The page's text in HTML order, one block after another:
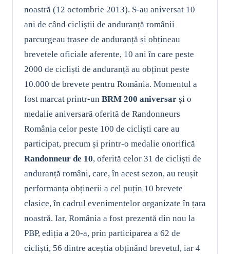
noastră (12 octombrie 2013). S-au aniversat 10
ani de când cicliștii de anduranță românii
parcurgeau trasee de anduranță și obțineau
brevetele oficiale aferente, 10 ani în care peste
2000 de cicliști de anduranță au obținut peste
10.000 de brevete pentru România. Momentul a
fost marcat printr-un BRM 200 aniversar și o
medalie aniversară oferită de Randonneurs
România celor peste 100 de cicliști care au
participat, precum și printr-o medalie onorifică
Randonneur de 10, oferită celor 31 de cicliști de
anduranță români, care, în acest sezon, au reușit
performanța obținerii a cel puțin 10 brevete
clasice, în cadrul evenimentelor organizate în țara
noastră. Iar, România a fost prezentă din nou la
PBP, ediția a 20-a, prin participarea a 62 de
cicliști, 56 dintre aceștia obținând brevetul, iar 4